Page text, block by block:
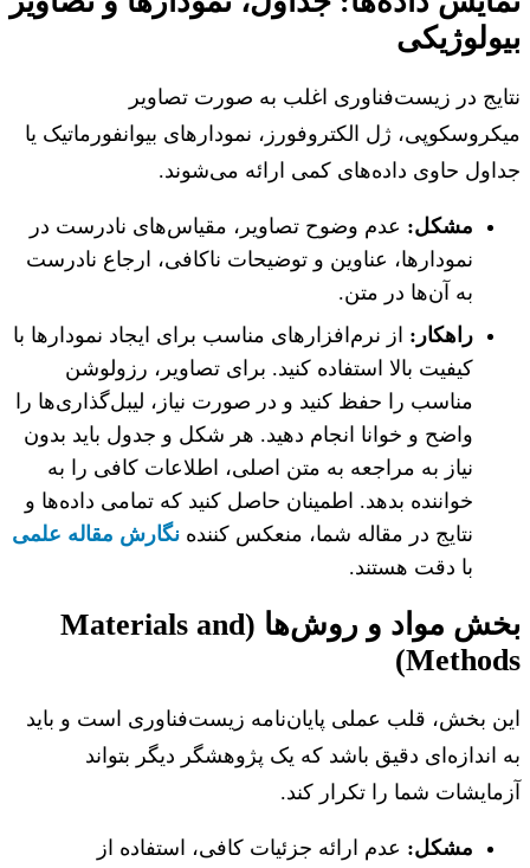
در زیست‌فناوری اغلب به صورت تصاویر
ژل الکتروفورز، نمودارهای بیوانفورماتیک یا
حاوی داده‌های کمی ارائه می‌شوند.
مشکل:عدم وضوح تصاویر، مقیاس‌های نادرست در
نمودارها، عناوین و توضیحات ناکافی، ارجاع نادرست
به آن‌ها در متن.
راهکار:از نرم‌افزارهای مناسب برای ایجاد نمودارها با
کیفیت بالا استفاده کنید. برای تصاویر، رزولوشن
مناسب را حفظ کنید و در صورت نیاز، لیبل‌گذاری‌ها را
واضح و خوانا انجام دهید. هر شکل و جدول باید بدون
نیاز به مراجعه به متن اصلی، اطلاعات کافی را به
خواننده بدهد. اطمینان حاصل کنید که تمامی داده‌ها و
نتایج در مقاله شما، منعکس کنندهنگارش مقاله علمی
با دقت هستند.
بخش مواد و روش‌ها (Materials and
بخش، قلب عملی پایان‌نامه زیست‌فناوری است و باید
اندازه‌ای دقیق باشد که یک پژوهشگر دیگر بتواند
شما را تکرار کند.
مشکل:عدم ارائه جزئیات کافی، استفاده از